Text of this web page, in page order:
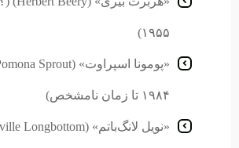
۱۹۵۵)
۱۹۸۴ تا زمان نامشخص)